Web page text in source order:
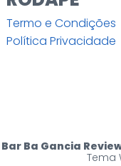
Termo e Condições
Política Privacidade
Bar Ba Gancia
Tema